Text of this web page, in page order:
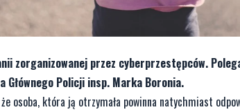
zorganizowanej przez cyberprzestępców.
Głównego Policji insp. Marka Boronia.
osoba, która ją otrzymała powinna natychmiast